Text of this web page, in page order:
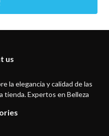
us
la elegancia y calidad de las
tienda. Expertos en Belleza